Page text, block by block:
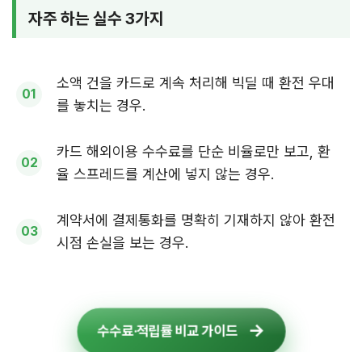
자주 하는 실수 3가지
소액 건을 카드로 계속 처리해 빅딜 때 환전 우대
를 놓치는 경우.
카드 해외이용 수수료를 단순 비율로만 보고, 환
율 스프레드를 계산에 넣지 않는 경우.
계약서에 결제통화를 명확히 기재하지 않아 환전
시점 손실을 보는 경우.
수수료·적립률 비교 가이드